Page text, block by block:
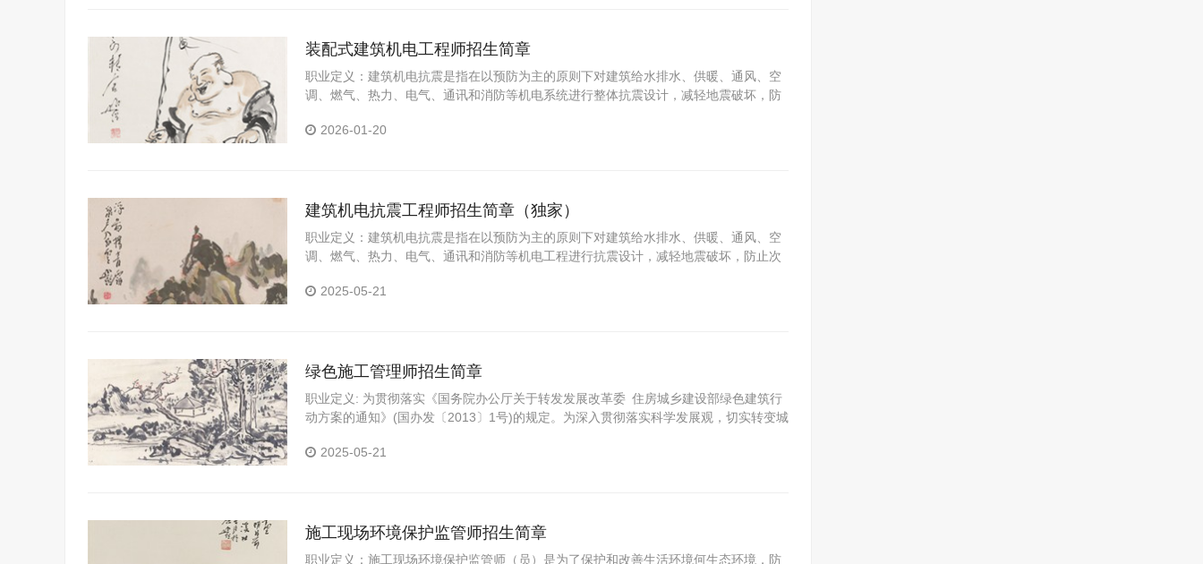
装配式建筑机电工程师招生简章
职业定义：建筑机电抗震是指在以预防为主的原则下对建筑给水排水、供暖、通风、空
调、燃气、热力、电气、通讯和消防等机电系统进行整体抗震设计，减轻地震破坏，防
2026-01-20
建筑机电抗震工程师招生简章（独家）
职业定义：建筑机电抗震是指在以预防为主的原则下对建筑给水排水、供暖、通风、空
调、燃气、热力、电气、通讯和消防等机电工程进行抗震设计，减轻地震破坏，防止次
理方便。 建筑机电抗震工程师是为适应我国经济发展和基础设施建设需要而培养的应用
2025-05-21
绿色施工管理师招生简章
职业定义: 为贯彻落实《国务院办公厅关于转发发展改革委 住房城乡建设部绿色建筑行
动方案的通知》(国办发〔2013〕1号)的规定。为深入贯彻落实科学发展观，切实转变城
对全球气候变化，建设资源节约型、环境友好型社会，提高生态文明水平，改善人民生
2025-05-21
施工现场环境保护监管师招生简章
职业定义：施工现场环境保护监管师（员）是为了保护和改善生活环境何生态环境，防